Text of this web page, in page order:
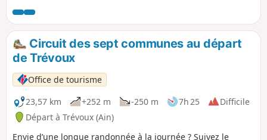
Circuit des sept communes au départ
de Trévoux
Office de tourisme
23,57 km
+252 m -250 m 7h 25
Difficile
Départ à Trévoux (Ain)
Envie d’une longue randonnée à la journée ? Suivez le